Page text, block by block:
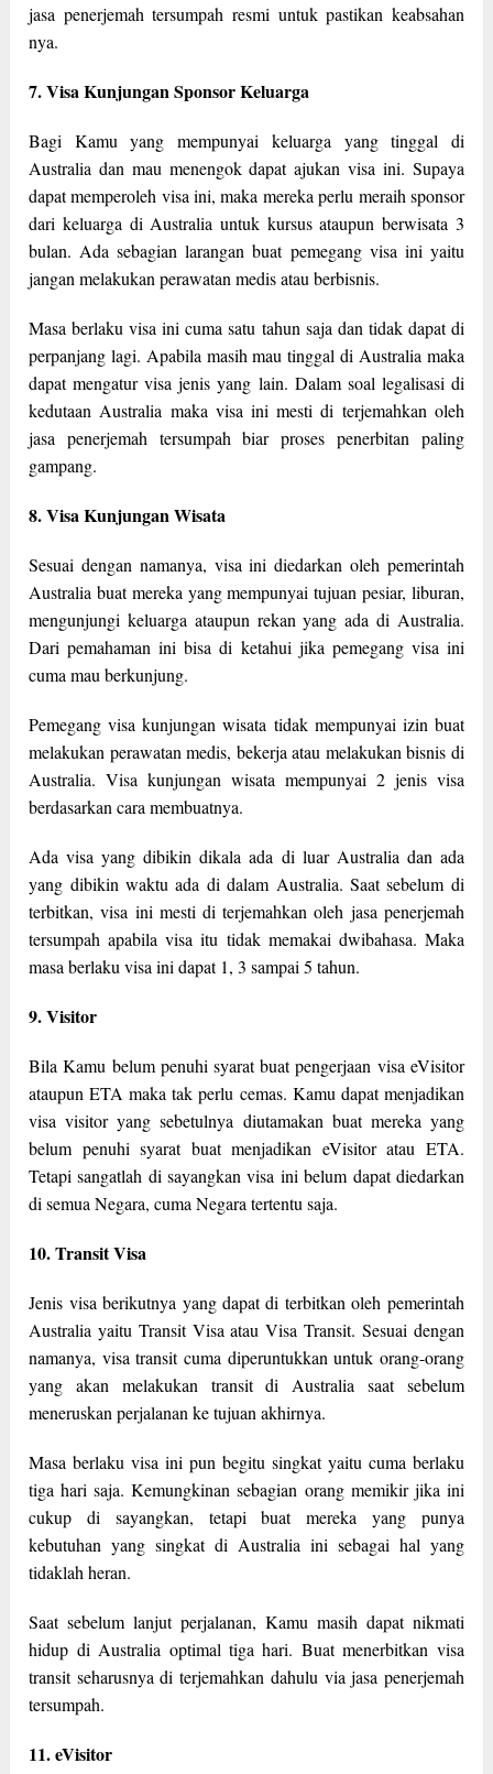
jasa penerjemah tersumpah resmi untuk pastikan keabsahan
nya.
7. Visa Kunjungan Sponsor Keluarga
Bagi Kamu yang mempunyai keluarga yang tinggal di
Australia dan mau menengok dapat ajukan visa ini. Supaya
dapat memperoleh visa ini, maka mereka perlu meraih sponsor
dari keluarga di Australia untuk kursus ataupun berwisata 3
bulan. Ada sebagian larangan buat pemegang visa ini yaitu
jangan melakukan perawatan medis atau berbisnis.
Masa berlaku visa ini cuma satu tahun saja dan tidak dapat di
perpanjang lagi. Apabila masih mau tinggal di Australia maka
dapat mengatur visa jenis yang lain. Dalam soal legalisasi di
kedutaan Australia maka visa ini mesti di terjemahkan oleh
jasa penerjemah tersumpah biar proses penerbitan paling
gampang.
8. Visa Kunjungan Wisata
Sesuai dengan namanya, visa ini diedarkan oleh pemerintah
Australia buat mereka yang mempunyai tujuan pesiar, liburan,
mengunjungi keluarga ataupun rekan yang ada di Australia.
Dari pemahaman ini bisa di ketahui jika pemegang visa ini
cuma mau berkunjung.
Pemegang visa kunjungan wisata tidak mempunyai izin buat
melakukan perawatan medis, bekerja atau melakukan bisnis di
Australia. Visa kunjungan wisata mempunyai 2 jenis visa
berdasarkan cara membuatnya.
Ada visa yang dibikin dikala ada di luar Australia dan ada
yang dibikin waktu ada di dalam Australia. Saat sebelum di
terbitkan, visa ini mesti di terjemahkan oleh jasa penerjemah
tersumpah apabila visa itu tidak memakai dwibahasa. Maka
masa berlaku visa ini dapat 1, 3 sampai 5 tahun.
9. Visitor
Bila Kamu belum penuhi syarat buat pengerjaan visa eVisitor
ataupun ETA maka tak perlu cemas. Kamu dapat menjadikan
visa visitor yang sebetulnya diutamakan buat mereka yang
belum penuhi syarat buat menjadikan eVisitor atau ETA.
Tetapi sangatlah di sayangkan visa ini belum dapat diedarkan
di semua Negara, cuma Negara tertentu saja.
10. Transit Visa
Jenis visa berikutnya yang dapat di terbitkan oleh pemerintah
Australia yaitu Transit Visa atau Visa Transit. Sesuai dengan
namanya, visa transit cuma diperuntukkan untuk orang-orang
yang akan melakukan transit di Australia saat sebelum
meneruskan perjalanan ke tujuan akhirnya.
Masa berlaku visa ini pun begitu singkat yaitu cuma berlaku
tiga hari saja. Kemungkinan sebagian orang memikir jika ini
cukup di sayangkan, tetapi buat mereka yang punya
kebutuhan yang singkat di Australia ini sebagai hal yang
tidaklah heran.
Saat sebelum lanjut perjalanan, Kamu masih dapat nikmati
hidup di Australia optimal tiga hari. Buat menerbitkan visa
transit seharusnya di terjemahkan dahulu via jasa penerjemah
tersumpah.
11. eVisitor